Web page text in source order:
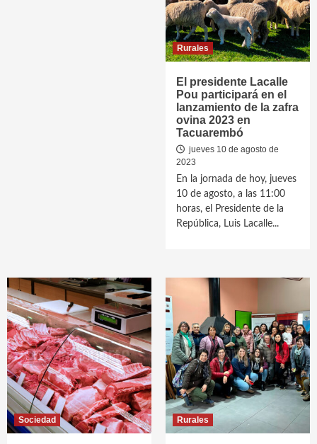
Rurales
El presidente Lacalle
Pou participará en el
lanzamiento de la zafra
ovina 2023 en
Tacuarembó
jueves 10 de agosto de
2023
En la jornada de hoy, jueves
10 de agosto, a las 11:00
horas, el Presidente de la
República, Luis Lacalle...
Sociedad Rurales